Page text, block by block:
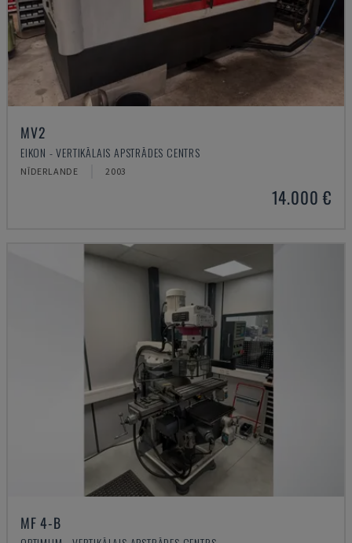
MV2
EIKON - VERTIKĀLAIS APSTRĀDES CENTRS
NĪDERLANDE 2003
14.000 €
MF 4-B